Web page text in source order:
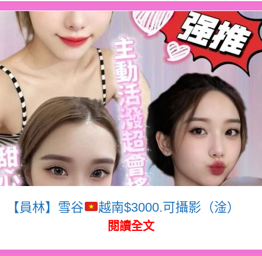
【員林】雪谷 越南$3000.可攝影（淦）
閱讀全文